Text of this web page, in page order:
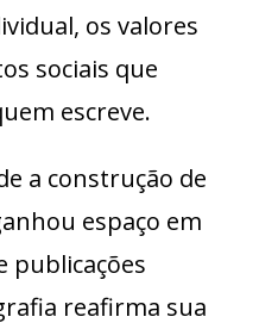
os valores
sociais que
escreve.
a construção de
espaço em
publicações
reafirma sua